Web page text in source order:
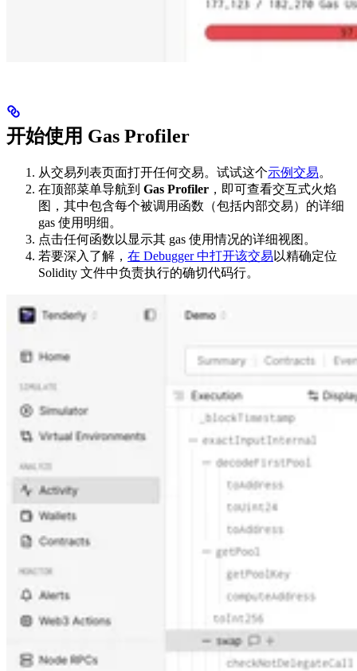
开始使用 Gas Profiler
从交易列表页面打开任何交易。试试这个示例交易。
在顶部菜单导航到 Gas Profiler ，即可查看交互式火焰
图，其中包含每个被调用函数（包括内部交易）的详细
gas 使用明细。
点击任何函数以显示其 gas 使用情况的详细视图。
若要深入了解， 在 Debugger 中打开该交易 以精确定位
Solidity 文件中负责执行的确切代码行。